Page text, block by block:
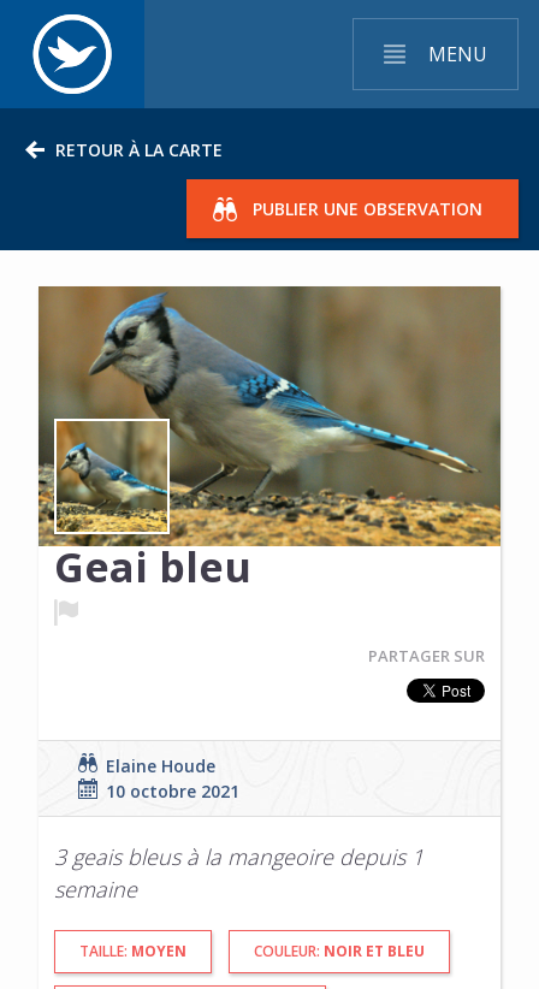
MENU
RETOUR À LA CARTE
PUBLIER UNE OBSERVATION
Geai bleu
PARTAGER SUR
Elaine Houde
10 octobre 2021
3 geais bleus à la mangeoire depuis 1
semaine
TAILLE: MOYEN COULEUR: NOIR ET BLEU